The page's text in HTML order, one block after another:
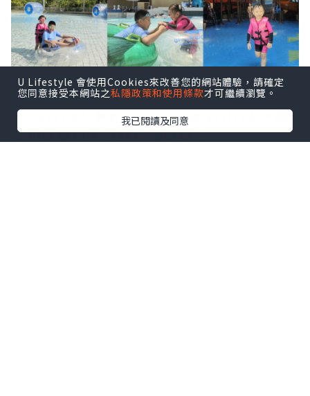
➖️➖️➖️ 🌍Trip.com 香港平台做緊［3人同行優惠價］
成人 $752/3人
學生 $521/3人 小童 $521/3人
獨
家粉絲優惠🌟用我個優惠碼：
U Lifestyle 會使用Cookies來改善您的網站體驗，請確定
您同意接受本網站之私隱政策和使用條款才可繼續瀏覽。
我已閱讀及同意